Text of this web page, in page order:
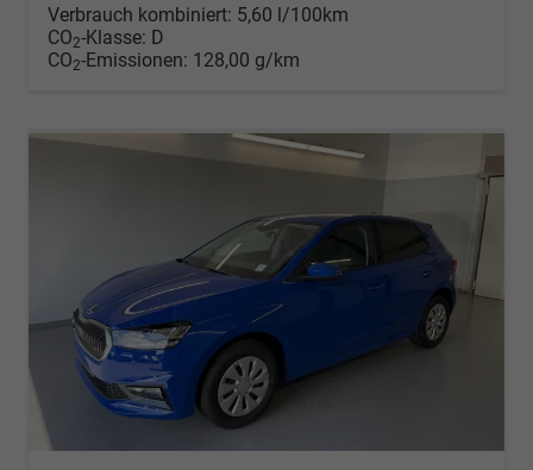
Verbrauch kombiniert: 5,60 l/100km
CO2-Klasse: D
CO2-Emissionen: 128,00 g/km